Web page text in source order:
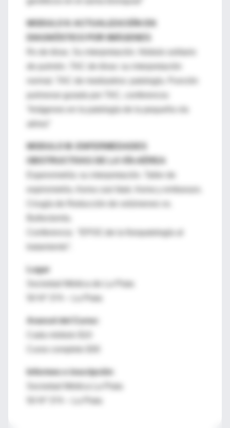
normal. TAC de mediastino: patología. Punción
pulmonar guiada por TAC, conferencia:
“Imágenes en la patología de la pequeña vía
Cirugía de Reducción de volúmenes vs.
Conferencia: “EPOC:de la fisiopatología al
Lugar
Arancel del Curso:
Informes e inscripción